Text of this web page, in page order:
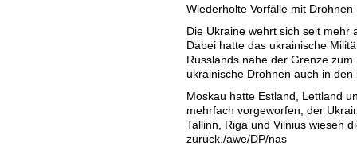
Wiederholte Vorfälle mit Drohnen
Die Ukraine wehrt sich seit mehr
Dabei hatte das ukrainische
Russlands nahe der Grenze
ukrainische Drohnen auch in
Moskau hatte Estland, Lettland
mehrfach vorgeworfen, der
Tallinn, Riga und Vilnius wiesen
zurück./awe/DP/nas